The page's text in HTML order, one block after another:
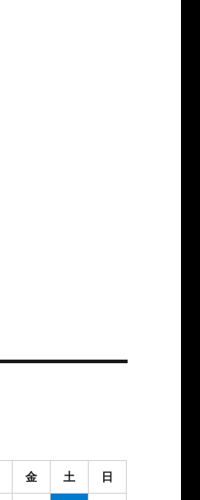
金 土 日